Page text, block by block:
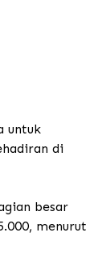
untuk
di
besar
menurut